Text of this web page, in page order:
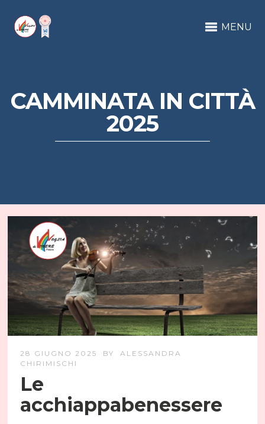
MENU
CAMMINATA IN CITTÀ
2025
28 GIUGNO 2025 BY
ALESSANDRA
CHIRIMISCHI
Le
acchiappabenessere